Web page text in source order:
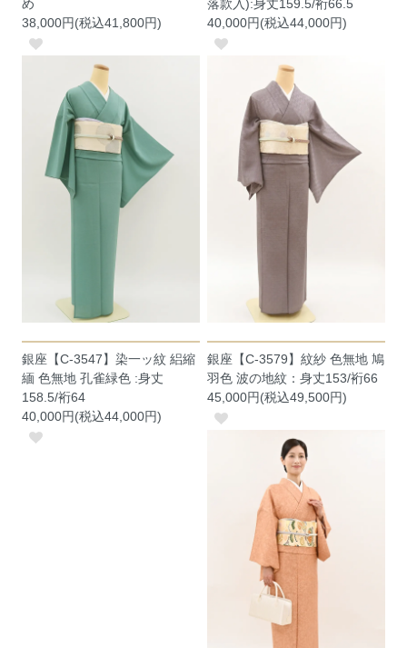
め
38,000円(税込41,800円)
落款入):身丈159.5/裄66.5
40,000円(税込44,000円)
銀座【C-3547】染一ッ紋 絽縮
緬 色無地 孔雀緑色 :身丈
158.5/裄64
40,000円(税込44,000円)
銀座【C-3579】紋紗 色無地 鳩
羽色 波の地紋：身丈153/裄66
45,000円(税込49,500円)